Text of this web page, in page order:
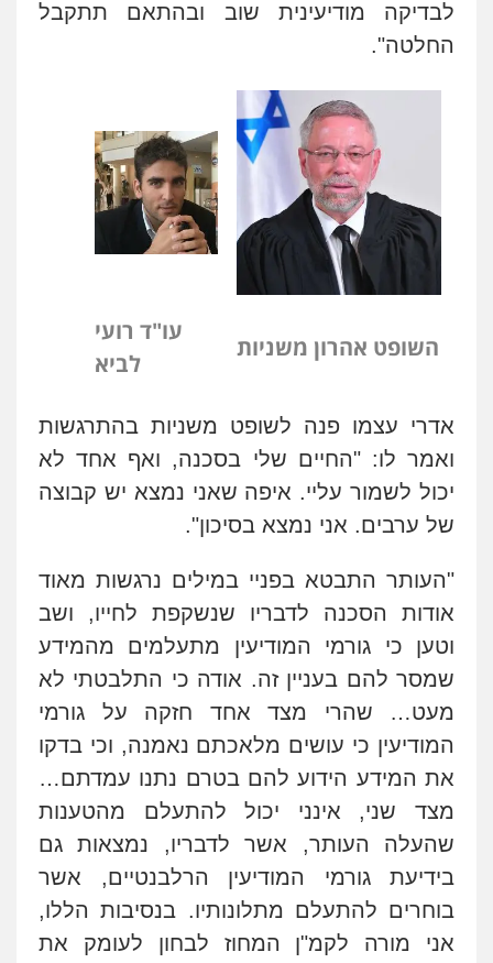
לבדיקה מודיעינית שוב ובהתאם תתקבל
החלטה".
השופט אהרון משניות
עו"ד רועי
לביא
אדרי עצמו פנה לשופט משניות בהתרגשות
ואמר לו: "החיים שלי בסכנה, ואף אחד לא
יכול לשמור עליי. איפה שאני נמצא יש קבוצה
של ערבים. אני נמצא בסיכון".
"העותר התבטא בפניי במילים נרגשות מאוד
אודות הסכנה לדבריו שנשקפת לחייו, ושב
וטען כי גורמי המודיעין מתעלמים מהמידע
שמסר להם בעניין זה. אודה כי התלבטתי לא
מעט… שהרי מצד אחד חזקה על גורמי
המודיעין כי עושים מלאכתם נאמנה, וכי בדקו
את המידע הידוע להם בטרם נתנו עמדתם…
מצד שני, אינני יכול להתעלם מהטענות
שהעלה העותר, אשר לדבריו, נמצאות גם
בידיעת גורמי המודיעין הרלבנטיים, אשר
בוחרים להתעלם מתלונותיו. בנסיבות הללו,
אני מורה לקמ"ן המחוז לבחון לעומק את